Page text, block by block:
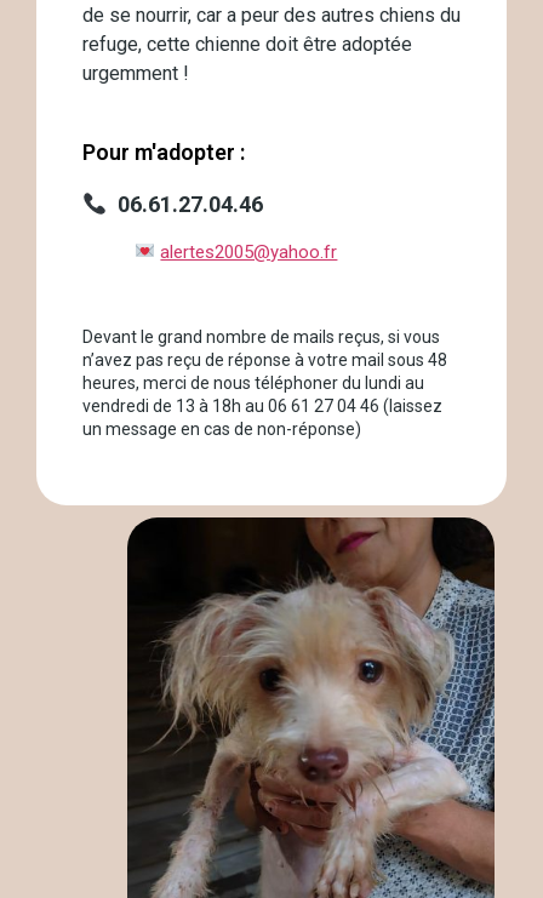
de se nourrir, car a peur des autres chiens du
refuge, cette chienne doit être adoptée
urgemment !
Pour m'adopter :
06.61.27.04.46
alertes2005@yahoo.fr
Devant le grand nombre de mails reçus, si vous
n’avez pas reçu de réponse à votre mail sous 48
heures, merci de nous téléphoner du lundi au
vendredi de 13 à 18h au 06 61 27 04 46 (laissez
un message en cas de non-réponse)